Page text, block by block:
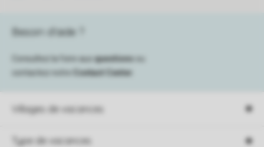
Villages de vacances
Type de vacances
Besoin d’aide ?
Consultez la foire aux questions
contactez notre
Contact Center